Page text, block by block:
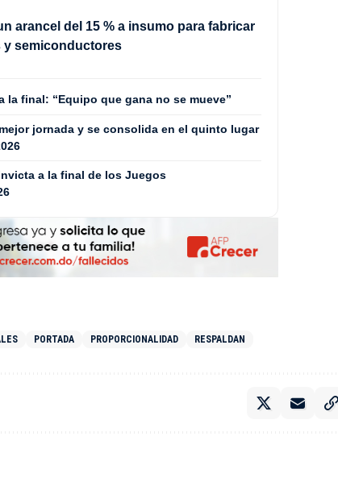
arancel del 15 % a insumo para fabricar
y semiconductores
la final: “Equipo que gana no se mueve”
jornada y se consolida en el quinto lugar
a la final de los Juegos
PORTADA PROPORCIONALIDAD RESPALDAN